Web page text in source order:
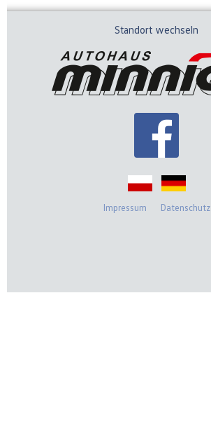
Standort wechseln
Impressum Datenschutz